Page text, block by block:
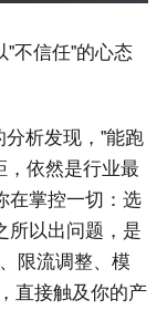
"不信任"的心态
分析发现，"能跑
，依然是行业最
在掌控一切：选
所以出问题，是
限流调整、模
直接触及你的产